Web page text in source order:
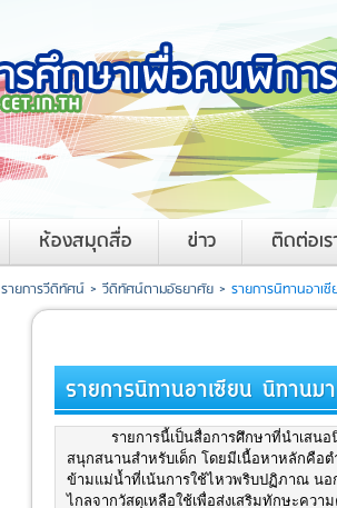
ห้องสมุดสื่อ ข่าว ติดต่อเ
รายการวีดิทัศน์ > วีดิทัศน์ตามอัธยาศัย > รายการนิทานอาเ
รายการนิทานอาเซียน นิทาน
รายการนี้เป็นสื่อการศึกษาที่นำเสนอนิท
สนุกสนานสำหรับเด็ก โดยมีเนื้อหาหลักคือ
ข้ามแม่น้ำที่เน้นการใช้ไหวพริบปฏิภาณ นอ
ไกลจากวัสดุเหลือใช้เพื่อส่งเสริมทักษะคว